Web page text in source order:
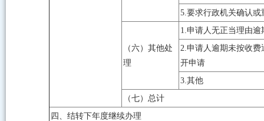
5.要求行政机关确认
（六）其他处
理
1.申请人无正当理由
2.申请人逾期未按收
开申请
3.其他
（七）总计
四、结转下年度继续办理